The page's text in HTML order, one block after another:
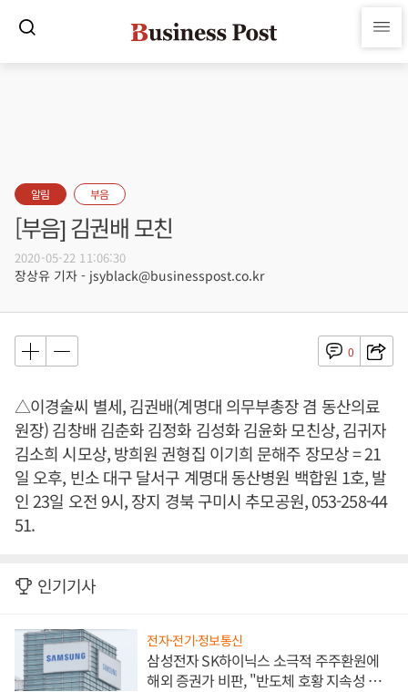
알림 부음
[부음] 김권배 모친
2020-05-22 11:06:30
장상유 기자 - jsyblack@businesspost.co.kr
0
△이경술씨 별세, 김권배(계명대 의무부총장 겸 동산의료
원장) 김창배 김춘화 김정화 김성화 김윤화 모친상, 김귀자
김소희 시모상, 방희원 권형집 이기희 문해주 장모상 = 21
일 오후, 빈소 대구 달서구 계명대 동산병원 백합원 1호, 발
인 23일 오전 9시, 장지 경북 구미시 추모공원, 053-258-44
51.
인기기사
전자·전기·정보통신
삼성전자 SK하이닉스 소극적 주주환원에
해외 증권가 비판, "반도체 호황 지속성 의